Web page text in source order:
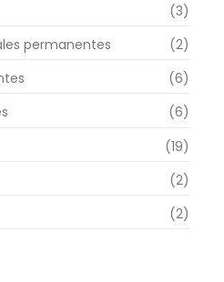
(3)
permanentes
(2)
(6)
(6)
(19)
(2)
(2)